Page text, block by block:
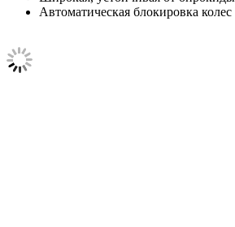
Автоматическая блокировка